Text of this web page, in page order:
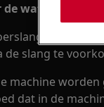
watertoevoer
aan de
de slang te
machine
dat in de